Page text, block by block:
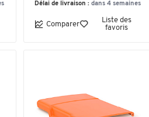
Délai de livraison : dans 4 semaines
Comparer
Liste des
favoris